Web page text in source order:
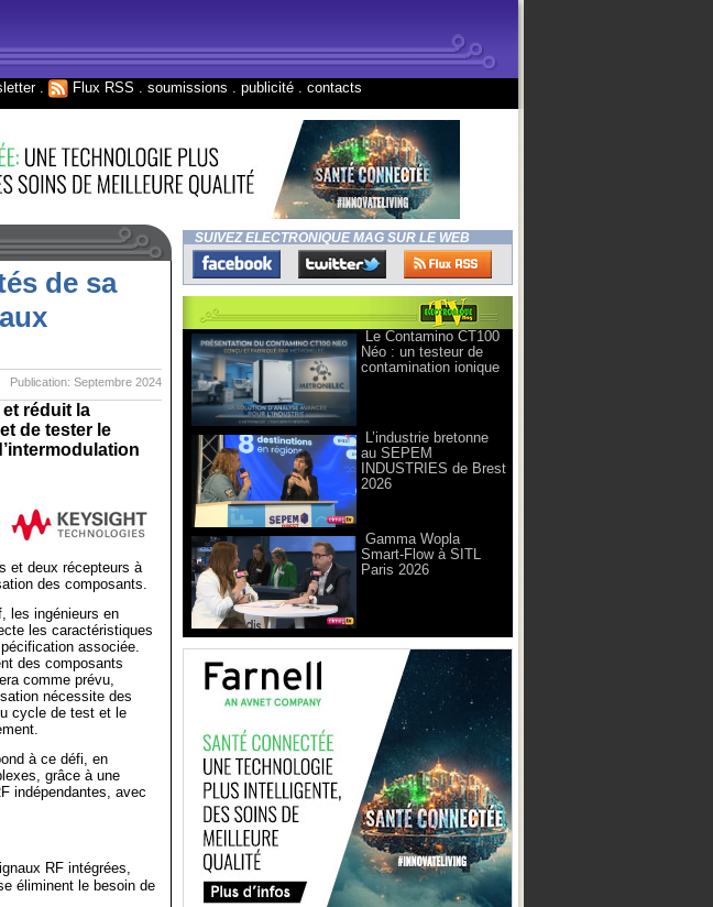
. Flux RSS soumissions publicité contacts
de sa
Publication: Septembre 2024
réduit la
de tester le
et deux récepteurs à
des composants.
les ingénieurs en
les caractéristiques
associée.
des composants
comme prévu,
nécessite des
cycle de test et le
à ce défi, en
grâce à une
indépendantes, avec
RF intégrées,
éliminent le besoin de
SUIVEZ ELECTRONIQUE MAG SUR LE WEB
Le Contamino CT100
Néo : un testeur de
contamination ionique
L’industrie bretonne
au SEPEM
INDUSTRIES de Brest
2026
Gamma Wopla
Smart-Flow à SITL
Paris 2026